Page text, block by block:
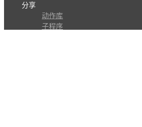
分享
动作库
子程序